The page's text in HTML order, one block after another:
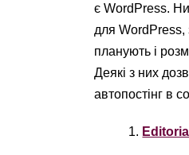
є WordPress.
для WordPress,
планують і
Деякі з них
автопостінг в